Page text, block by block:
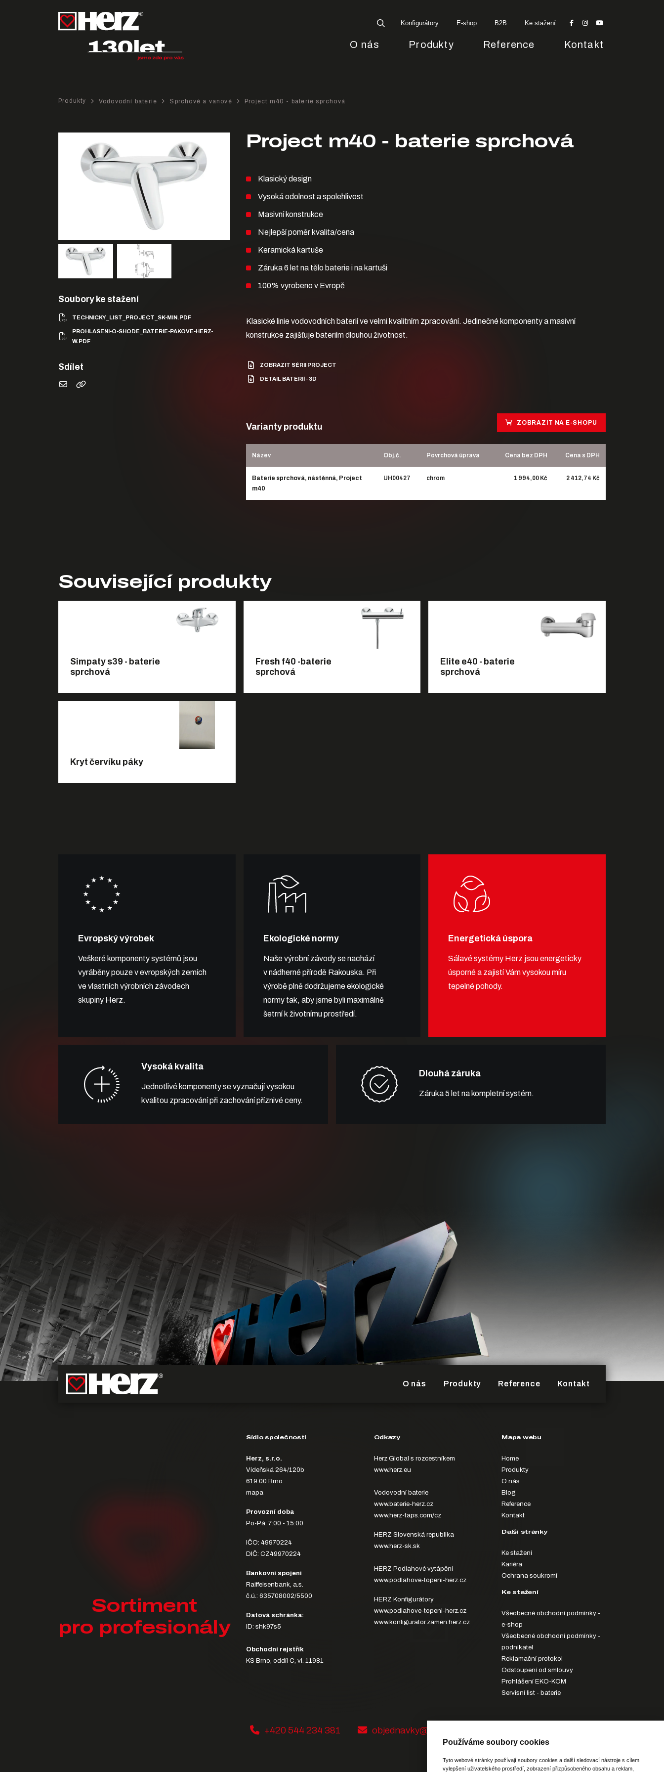
Používáme soubory cookies
Tyto webové stránky používají soubory cookies a další sledovací nástroje s cílem
vylepšení uživatelského prostředí, zobrazení přizpůsobeného obsahu a reklam,
Konfigurátory E-shop B2B Ke stažení
O nás Produkty Reference Kontakt
Produkty Vodovodní baterie Sprchové a vanové Project m40 - baterie sprchová
Soubory ke stažení
TECHNICKY_LIST_PROJECT_SK-MIN.PDF
PROHLASENI-O-SHODE_BATERIE-PAKOVE-HERZ-
W.PDF
Sdílet
Project m40 - baterie sprchová
Klasický design
Vysoká odolnost a spolehlivost
Masivní konstrukce
Nejlepší poměr kvalita/cena
Keramická kartuše
Záruka 6 let na tělo baterie i na kartuši
100% vyrobeno v Evropě
Klasické linie vodovodních baterií ve velmi kvalitním zpracování. Jedinečné komponenty a masivní
konstrukce zajišťuje bateriím dlouhou životnost.
ZOBRAZIT SÉRII PROJECT
DETAIL BATERIÍ - 3D
Varianty produktu ZOBRAZIT NA E-SHOPU
Název Obj.č. Povrchová úprava Cena bez DPH Cena s DPH
Baterie sprchová, nástěnná, Project
m40
UH00427 chrom 1 994,00 Kč 2 412,74 Kč
Související produkty
Simpaty s39 - baterie
sprchová
Fresh f40 -baterie
sprchová
Elite e40 - baterie
sprchová
Kryt červíku páky
Evropský výrobek
Veškeré komponenty systémů jsou
vyráběny pouze v evropských zemích
ve vlastních výrobních závodech
skupiny Herz.
Ekologické normy
Naše výrobní závody se nachází
v nádherné přírodě Rakouska. Při
výrobě plně dodržujeme ekologické
normy tak, aby jsme byli maximálně
šetrní k životnímu prostředí.
Energetická úspora
Sálavé systémy Herz jsou energeticky
úsporné a zajistí Vám vysokou míru
tepelné pohody.
Vysoká kvalita
Jednotlivé komponenty se vyznačují vysokou
kvalitou zpracování při zachování příznivé ceny.
Dlouhá záruka
Záruka 5 let na kompletní systém.
O nás Produkty Reference Kontakt
Sortiment
pro profesionály
Sídlo společnosti
Herz, s.r.o.
Vídeňská 264/120b
619 00 Brno
mapa
Provozní doba
Po-Pá: 7:00 - 15:00
IČO: 49970224
DIČ: CZ49970224
Bankovní spojení
Raiffeisenbank, a.s.
č.ú.: 635708002/5500
Datová schránka:
ID: shk97s5
Obchodní rejstřík
KS Brno, oddíl C, vl. 11981
Odkazy
Herz Global s rozcestníkem
www.herz.eu
Vodovodní baterie
www.baterie-herz.cz
www.herz-taps.com/cz
HERZ Slovenská republika
www.herz-sk.sk
HERZ Podlahové vytápění
www.podlahove-topeni-herz.cz
HERZ Konfigurátory
www.podlahove-topeni-herz.cz
www.konfigurator.zamen.herz.cz
Mapa webu
Home
Produkty
O nás
Blog
Reference
Kontakt
Další stránky
Ke stažení
Kariéra
Ochrana soukromí
Ke stažení
Všeobecné obchodní podmínky -
e-shop
Všeobecné obchodní podmínky -
podnikatel
Reklamační protokol
Odstoupení od smlouvy
Prohlášení EKO-KOM
Servisní list - baterie
+420 544 234 381 objednavky@herz.cz
Potřebujete poradit?
se našeho asistentaChettyho .